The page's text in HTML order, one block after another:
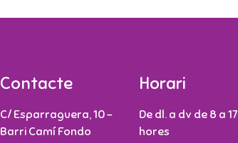
Contacte
C/ Esparraguera, 10 -
Barri Camí Fondo
Horari
De dl. a dv de 8 a 17
hores